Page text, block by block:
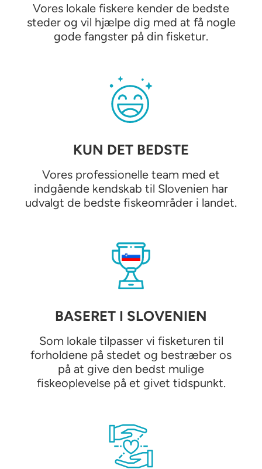
Vores lokale fiskere kender de bedste
steder og vil hjælpe dig med at få nogle
gode fangster på din fisketur.
KUN DET BEDSTE
Vores professionelle team med et
indgående kendskab til Slovenien har
udvalgt de bedste fiskeområder i landet.
BASERET I SLOVENIEN
Som lokale tilpasser vi fisketuren til
forholdene på stedet og bestræber os
på at give den bedst mulige
fiskeoplevelse på et givet tidspunkt.